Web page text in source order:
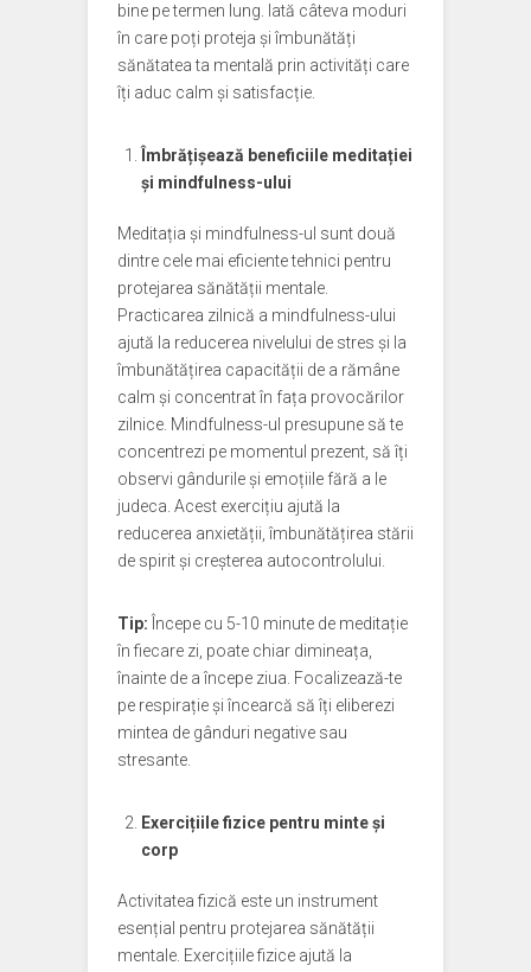
bine pe termen lung. Iată câteva moduri
în care poți proteja și îmbunătăți
sănătatea ta mentală prin activități care
îți aduc calm și satisfacție.
Îmbrățișează beneficiile meditației
și mindfulness-ului
Meditația și mindfulness-ul sunt două
dintre cele mai eficiente tehnici pentru
protejarea sănătății mentale.
Practicarea zilnică a mindfulness-ului
ajută la reducerea nivelului de stres și la
îmbunătățirea capacității de a rămâne
calm și concentrat în fața provocărilor
zilnice. Mindfulness-ul presupune să te
concentrezi pe momentul prezent, să îți
observi gândurile și emoțiile fără a le
judeca. Acest exercițiu ajută la
reducerea anxietății, îmbunătățirea stării
de spirit și creșterea autocontrolului.
Tip: Începe cu 5-10 minute de meditație
în fiecare zi, poate chiar dimineața,
înainte de a începe ziua. Focalizează-te
pe respirație și încearcă să îți eliberezi
mintea de gânduri negative sau
stresante.
Exercițiile fizice pentru minte și
corp
Activitatea fizică este un instrument
esențial pentru protejarea sănătății
mentale. Exercițiile fizice ajută la